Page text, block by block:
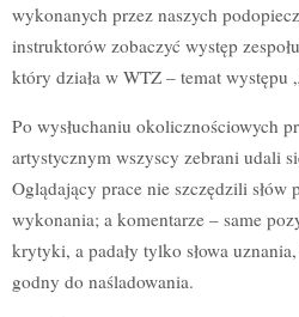
wykonanych przez naszych
instruktorów zobaczyć występ
który działa w WTZ – temat występu
Po wysłuchaniu okolicznościowych
artystycznym wszyscy zebrani udali
Oglądający prace nie szczędzili słów
wykonania; a komentarze – same
krytyki, a padały tylko słowa
godny do naśladowania.